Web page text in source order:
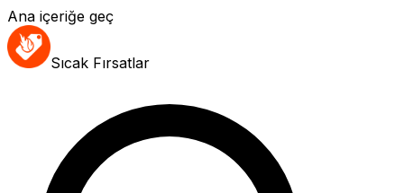
Ana içeriğe geç
Sıcak Fırsatlar